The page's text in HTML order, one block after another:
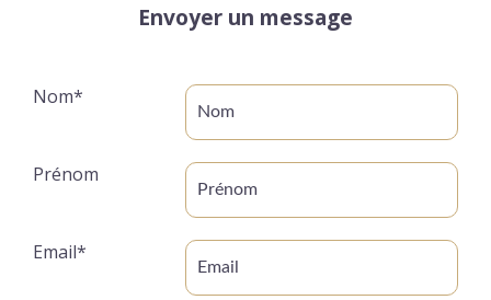
Envoyer un message
Nom*
Prénom
Email*